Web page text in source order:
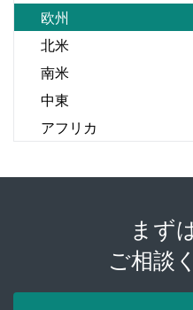
欧州
北米
南米
中東
アフリカ
まず
ご相談